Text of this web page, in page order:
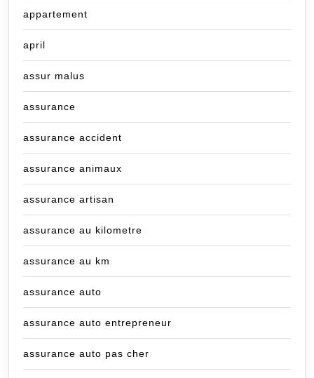
appartement
april
assur malus
assurance
assurance accident
assurance animaux
assurance artisan
assurance au kilometre
assurance au km
assurance auto
assurance auto entrepreneur
assurance auto pas cher